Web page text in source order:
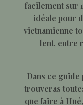
facilement sur
idéale pour
vietnamienne
lent, entre
Dans ce
trouveras
que faire à